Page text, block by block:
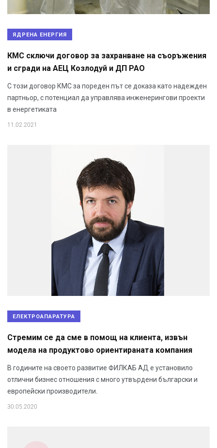
ЯДРЕНА ЕНЕРГИЯ
КМС сключи договор за захранване на съоръжения
и сгради на АЕЦ Козлодуй и ДП РАО
С този договор КМС за пореден път се доказа като надежден
партньор, с потенциал да управлява инженерингови проекти
в енергетиката
11.02.2021
ЕЛЕКТРОАПАРАТУРА
Стремим се да сме в помощ на клиента, извън
модела на продуктово ориентираната компания
В годините на своето развитие ФИЛКАБ АД е установило
отлични бизнес отношения с много утвърдени български и
европейски производители.
30.05.2020